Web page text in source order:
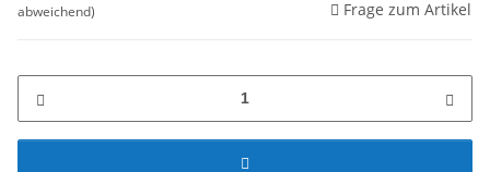
abweichend)
Frage zum Artikel